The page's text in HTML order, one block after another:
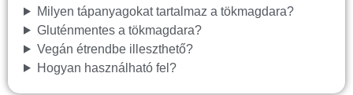
Milyen tápanyagokat tartalmaz a tökmagdara?
Gluténmentes a tökmagdara?
Vegán étrendbe illeszthető?
Hogyan használható fel?